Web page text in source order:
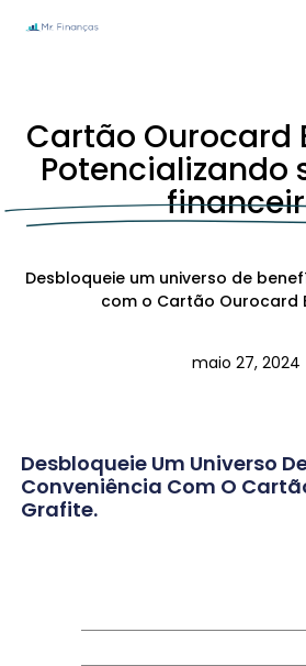
Cartão Ourocard
Potencializando
Desbloqueie um universo de
com o Cartão Ourocard
maio 27, 2024
Desbloqueie Um Universo
Conveniência Com O
Grafite.